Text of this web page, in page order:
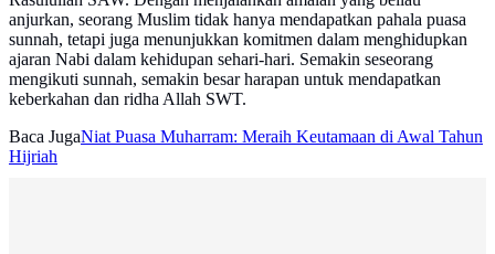
anjurkan, seorang Muslim tidak hanya mendapatkan pahala puasa
sunnah, tetapi juga menunjukkan komitmen dalam menghidupkan
ajaran Nabi dalam kehidupan sehari-hari. Semakin seseorang
mengikuti sunnah, semakin besar harapan untuk mendapatkan
keberkahan dan ridha Allah SWT.
Baca JugaNiat Puasa Muharram: Meraih Keutamaan di Awal Tahun
Hijriah